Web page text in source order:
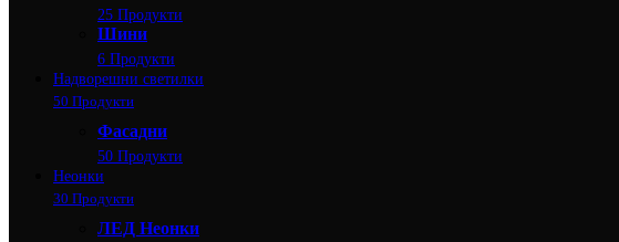
25 Продукти
Шини
6 Продукти
Надворешни светилки
50 Продукти
Фасадни
50 Продукти
Неонки
30 Продукти
ЛЕД Неонки